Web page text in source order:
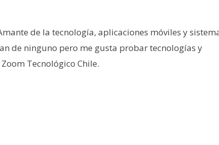
de la tecnología, aplicaciones móviles y
de ninguno pero me gusta probar tecnologías y
Tecnológico Chile.